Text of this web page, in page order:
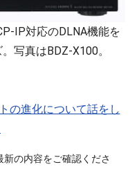
IP対応のDLNA機能を
写真はBDZ-X100。
の進化について話をし
の内容をご確認くださ